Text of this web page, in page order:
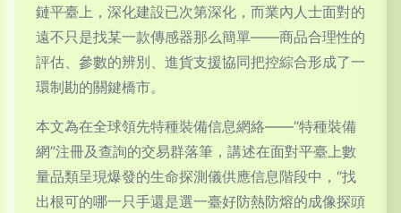
鏈平臺上，深化建設已次第深化，而業內人士面對的
遠不只是找某一款傳感器那么簡單——商品合理性的
評估、參數的辨別、進貨支援協同把控綜合形成了一
環制勘的關鍵橋市。
本文為在全球領先特種裝備信息網絡——“特種裝備
網”注冊及查詢的交易群落筆，講述在面對平臺上數
量品類呈現爆發的生命探測儀供應信息階段中，“找
出根可的哪一只手還是選一臺好防熱防熔的成像探頭